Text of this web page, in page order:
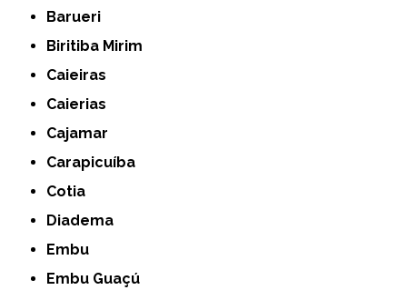
Barueri
Biritiba Mirim
Caieiras
Caierias
Cajamar
Carapicuíba
Cotia
Diadema
Embu
Embu Guaçú